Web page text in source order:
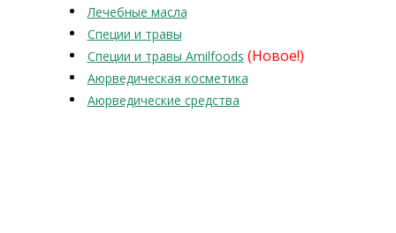
Лечебные масла
Специи и травы
Специи и травы Amilfoods (Новое!)
Аюрведическая косметика
Аюрведические средства